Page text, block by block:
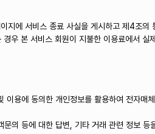
에 서비스 종료 사실을 게시하고 제4조
우 본 서비스 회원이 지불한 이용료에서
용에 동의한 개인정보를 활용하여 전자
의 등에 대한 답변, 기타 거래 관련 정보